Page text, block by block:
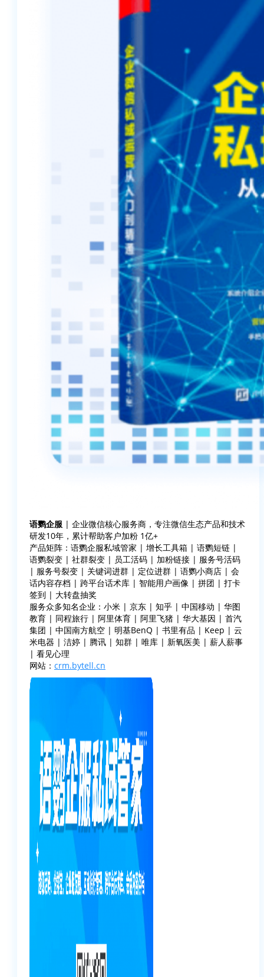
语鹦企服 | 企业微信核心服务商，专注微信生态产品和技术
研发10年，累计帮助客户加粉 1亿+
产品矩阵：语鹦企服私域管家 | 增长工具箱 | 语鹦短链 |
语鹦裂变 | 社群裂变 | 员工活码 | 加粉链接 | 服务号活码
| 服务号裂变 | 关键词进群 | 定位进群 | 语鹦小商店 | 会
话内容存档 | 跨平台话术库 | 智能用户画像 | 拼团 | 打卡
签到 | 大转盘抽奖
服务众多知名企业：小米 | 京东 | 知乎 | 中国移动 | 华图
教育 | 同程旅行 | 阿里体育 | 阿里飞猪 | 华大基因 | 首汽
集团 | 中国南方航空 | 明基BenQ | 书里有品 | Keep | 云
米电器 | 洁婷 | 腾讯 | 知群 | 唯库 | 新氧医美 | 薪人薪事
| 看见心理
网站： crm.bytell.cn